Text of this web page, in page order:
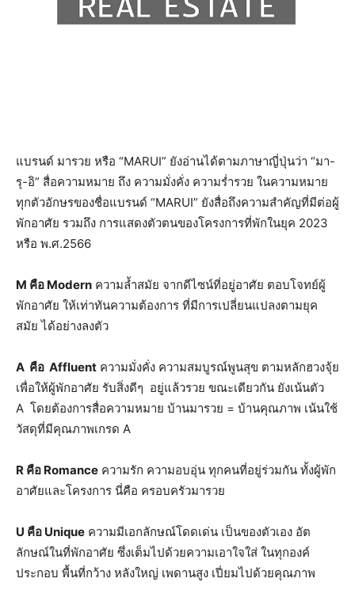
แบรนด์ มารวย หรือ “MARUI” ยังอ่านได้ตามภาษาญี่ปุ่นว่า “มา-
รุ-อิ” สื่อความหมาย ถึง ความมั่งคั่ง ความร่ำรวย ในความหมาย
ทุกตัวอักษรของชื่อแบรนด์ “MARUI” ยังสื่อถึงความสำคัญที่มีต่อผู้
พักอาศัย รวมถึง การแสดงตัวตนของโครงการที่พักในยุค 2023
หรือ พ.ศ.2566
M คือ Modern ความล้ำสมัย จากดีไซน์ที่อยู่อาศัย ตอบโจทย์ผู้
พักอาศัย ให้เท่าทันความต้องการ ที่มีการเปลี่ยนแปลงตามยุค
สมัย ได้อย่างลงตัว
A คือ Affluent ความมั่งคั่ง ความสมบูรณ์พูนสุข ตามหลักฮวงจุ้ย
เพื่อให้ผู้พักอาศัย รับสิ่งดีๆ อยู่แล้วรวย ขณะเดียวกัน ยังเน้นตัว
A โดยต้องการสื่อความหมาย บ้านมารวย = บ้านคุณภาพ เน้นใช้
วัสดุที่มีคุณภาพเกรด A
R คือ Romance ความรัก ความอบอุ่น ทุกคนที่อยู่ร่วมกัน ทั้งผู้พัก
อาศัยและโครงการ นี่คือ ครอบครัวมารวย
U คือ Unique ความมีเอกลักษณ์โดดเด่น เป็นของตัวเอง อัต
ลักษณ์ในที่พักอาศัย ซึ่งเต็มไปด้วยความเอาใจใส่ ในทุกองค์
ประกอบ พื้นที่กว้าง หลังใหญ่ เพดานสูง เปี่ยมไปด้วยคุณภาพ